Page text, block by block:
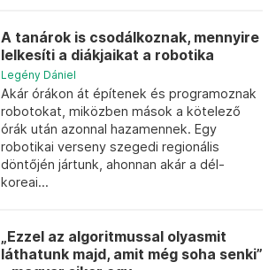
A tanárok is csodálkoznak, mennyire
lelkesíti a diákjaikat a robotika
Legény Dániel
Akár órákon át építenek és programoznak
robotokat, miközben mások a kötelező
órák után azonnal hazamennek. Egy
robotikai verseny szegedi regionális
döntőjén jártunk, ahonnan akár a dél-
koreai...
„Ezzel az algoritmussal olyasmit
láthatunk majd, amit még soha senki”